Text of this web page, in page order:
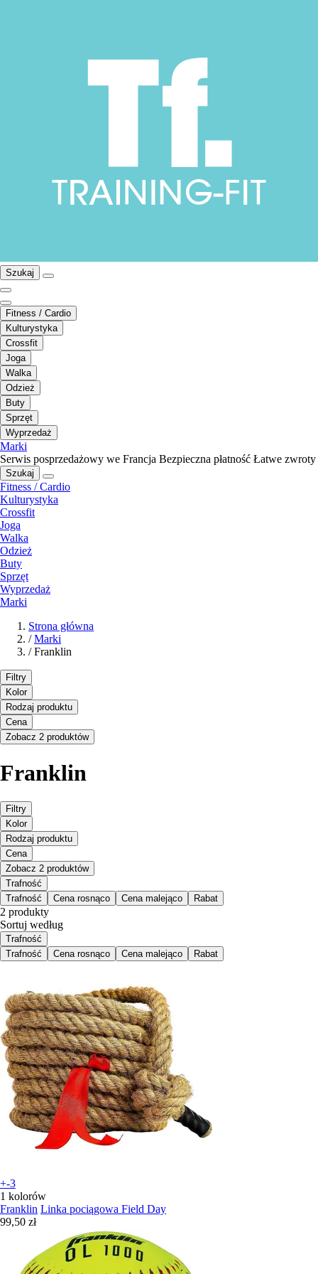
Szukaj
Fitness / Cardio
Kulturystyka
Crossfit
Joga
Walka
Odzież
Buty
Sprzęt
Wyprzedaż
Marki
Serwis posprzedażowy we Francja Bezpieczna płatność Łatwe zwroty
Szukaj
Fitness / Cardio
Kulturystyka
Crossfit
Joga
Walka
Odzież
Buty
Sprzęt
Wyprzedaż
Marki
Strona główna
/ Marki
/ Franklin
Filtry
Kolor
Rodzaj produktu
Cena
Zobacz 2 produktów
Franklin
Filtry
Kolor
Rodzaj produktu
Cena
Zobacz 2 produktów
Trafność
Trafność
Cena rosnąco Cena malejąco Rabat
2 produkty
Sortuj według
Trafność
Trafność
Cena rosnąco Cena malejąco Rabat
+-3
1 kolorów
Franklin Linka pociągowa Field Day
99,50 zł